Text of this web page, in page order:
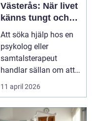
Västerås: När livet
känns tungt och
du behöver prata
med någon
Att söka hjälp hos en
psykolog eller
samtalsterapeut
handlar sällan om att
vara svag....
11 april 2026